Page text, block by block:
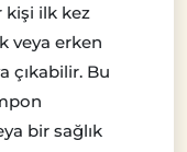
kişi ilk kez
veya erken
çıkabilir. Bu
bir sağlık